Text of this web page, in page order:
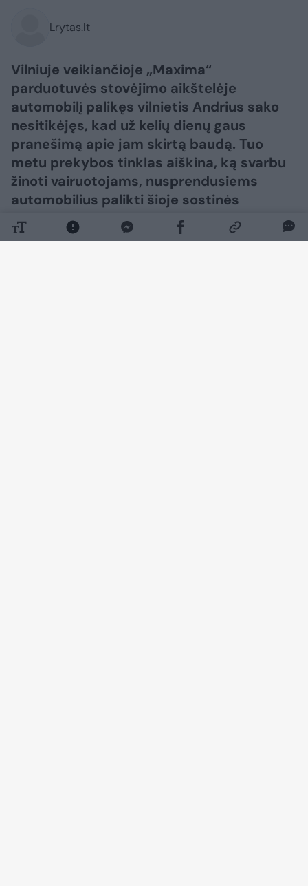
Lrytas.lt
Vilniuje veikiančioje „Maxima“
parduotuvės stovėjimo aikštelėje
automobilį palikęs vilnietis Andrius sako
nesitikėjęs, kad už kelių dienų gaus
pranešimą apie jam skirtą baudą. Tuo
metu prekybos tinklas aiškina, ką svarbu
žinoti vairuotojams, nusprendusiems
automobilius palikti šioje sostinės
aikštelėje ilgiau nei 2 valandas.